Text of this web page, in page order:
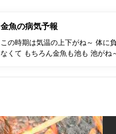
金魚の病気予報
この時期は気温の上下がね～ 体に
なくて もちろん金魚も池も 池が